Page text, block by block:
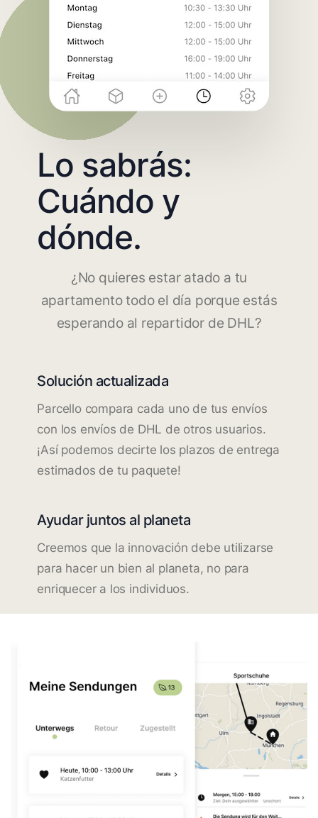
Lo sabrás:
Cuándo y
dónde.
¿No quieres estar atado a tu
apartamento todo el día porque estás
esperando al repartidor de DHL?
Solución actualizada
Parcello compara cada uno de tus envíos
con los envíos de DHL de otros usuarios.
¡Así podemos decirte los plazos de entrega
estimados de tu paquete!
Ayudar juntos al planeta
Creemos que la innovación debe utilizarse
para hacer un bien al planeta, no para
enriquecer a los individuos.